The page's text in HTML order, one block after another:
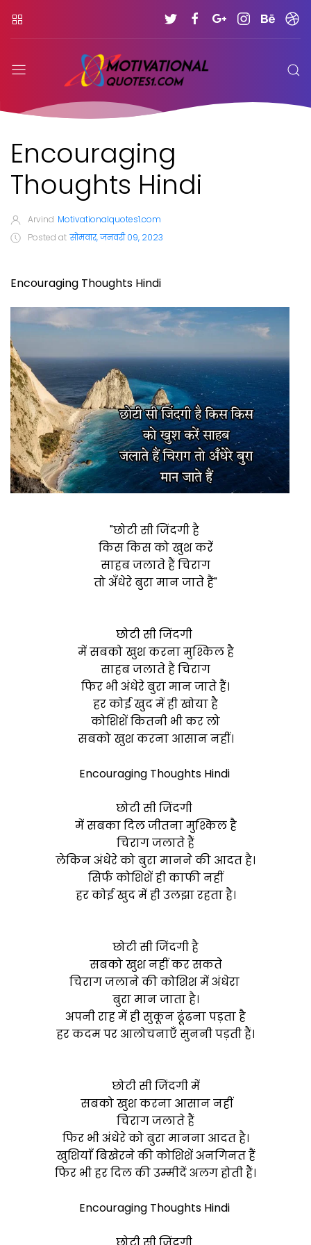
Encouraging
Thoughts Hindi
Arvind Motivationalquotes1.com
Posted at सोमवार, जनवरी 09, 2023
Encouraging Thoughts Hindi
"छोटी सी जिंदगी है
किस किस को खुश करें
साहब जलाते हैं चिराग
तो अँधेरे बुरा मान जाते हैं"
छोटी सी जिंदगी
में सबको खुश करना मुश्किल है
साहब जलाते हैं चिराग
फिर भी अंधेरे बुरा मान जाते हैं।
हर कोई खुद में ही खोया है
कोशिशें कितनी भी कर लो
सबको खुश करना आसान नहीं।
Encouraging Thoughts Hindi
छोटी सी जिंदगी
में सबका दिल जीतना मुश्किल है
चिराग जलाते हैं
लेकिन अंधेरे को बुरा मानने की आदत है।
सिर्फ कोशिशें ही काफी नहीं
हर कोई खुद में ही उलझा रहता है।
छोटी सी जिंदगी है
सबको खुश नहीं कर सकते
चिराग जलाने की कोशिश में अंधेरा
बुरा मान जाता है।
अपनी राह में ही सुकून ढूंढना पड़ता है
हर कदम पर आलोचनाएँ सुननी पड़ती हैं।
छोटी सी जिंदगी में
सबको खुश करना आसान नहीं
चिराग जलाते हैं
फिर भी अंधेरे को बुरा मानना आदत है।
खुशियाँ बिखेरने की कोशिशें अनगिनत हैं
फिर भी हर दिल की उम्मीदें अलग होती हैं।
Encouraging Thoughts Hindi